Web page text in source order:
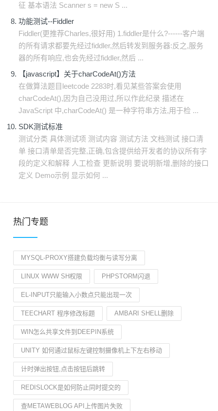
征 基本语法 Scanner s = new S ...
功能测试--Fiddler
Fiddler(更推荐Charles,很好用) 1.fiddler是什么?------客户端
的所有请求都要先经过fiddler,然后转发到服务器:反之,服务
器的所有响应,也会先经过fiddler,然后 ...
【javascript】关于charCodeAt()方法
在做算法题目leetcode 2283时,看见某些答案会使用
charCodeAt(),因为自己没用过,所以作此纪录 描述在
JavaScript 中,charCodeAt() 是一种字符串方法,用于检 ...
SDK测试标准
测试分类 具体测试项 测试内容 测试方法 文档测试 接口清
单 接口清单是否完整,正确,包含提供给开发者的协议所有字
段的定义和解释 人工检查 更新说明 要说明新增,删除的接口
定义 Demo示例 显示如何 ...
热门专题
MYSQL-PROXY搭建负载均衡与读写分离
LINUX WWW SH权限 PHPSTORM闪退
EL-INPUT只能输入小数点只能出现一次
TEECHART 程序修改标题 AMBARI SHELL删除
WIN怎么共享文件到DEEPIN系统
UNITY 如何通过鼠标左键控制摄像机上下左右移动
计时弹出按钮,点击按钮后跳转
REDISLOCK是如何防止同时提交的
查METAWEBLOG API上传图片失败